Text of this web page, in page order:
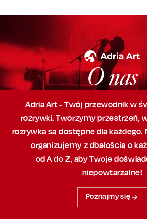
O nas
Adria Art - Twój przewodnik w
rozrywki. Tworzymy przestrzeń,
rozrywka są dostępne dla każdego.
organizujemy z dbałością o
od A do Z, abyTwoje
niepowtarzalne!
Poznajmy się